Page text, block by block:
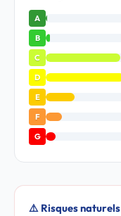
A
B
C
D
E
F
G
⚠️ Risques naturels